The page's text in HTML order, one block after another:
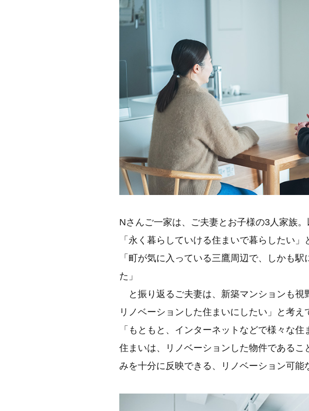
Nさんご一家は、ご夫妻とお子様の3人家族
「永く暮らしていける住まいで暮らしたい
「町が気に入っている三鷹周辺で、しかも
た」
と振り返るご夫妻は、新築マンションも視
リノベーションした住まいにしたい」と考え
「もともと、インターネットなどで様々な
住まいは、リノベーションした物件である
みを十分に反映できる、リノベーション可能